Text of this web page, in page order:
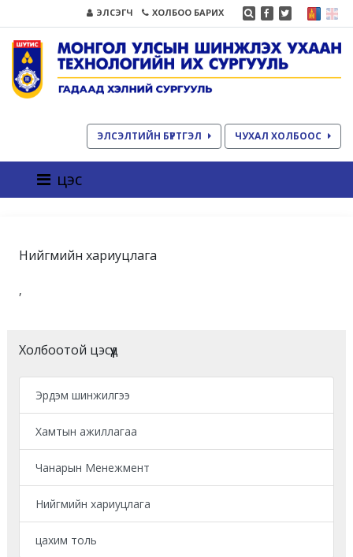
ЭЛСЭГЧ ХОЛБОО БАРИХ
ЭЛСЭЛТИЙН БҮРТГЭЛ ЧУХАЛ ХОЛБООС
цэс
Нийгмийн хариуцлага
,
Холбоотой цэсүүд
Эрдэм шинжилгээ
Хамтын ажиллагаа
Чанарын Менежмент
Нийгмийн хариуцлага
цахим толь